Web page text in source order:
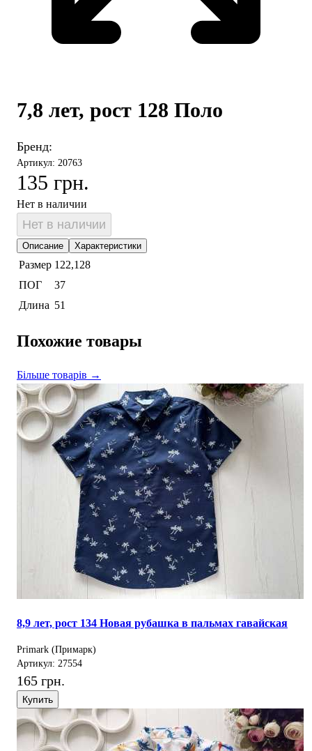
7,8 лет, рост 128 Поло
Бренд:
Артикул: 20763
135 грн.
Нет в наличии
Нет в наличии
Описание Характеристики
Размер 122,128
ПОГ
37
Длина 51
Похожие товары
Більше товарів →
8,9 лет, рост 134 Новая рубашка в пальмах гавайская
Primark (Примарк)
Артикул: 27554
165 грн.
Купить